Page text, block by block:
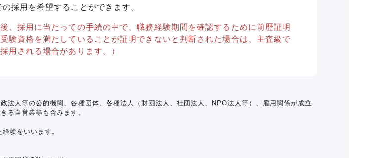
採用を希望することができます。
、採用に当たっての手続の中で、職務経験期間を確認するために前歴証明
験資格を満たしていることが証明できないと判断された場合は、主査級で
用される場合があります。）
法人等の公的機関、各種団体、各種法人（財団法人、社団法人、NPO法人等）、雇用関係が成立
る自営業等も含みます。
験をいいます。